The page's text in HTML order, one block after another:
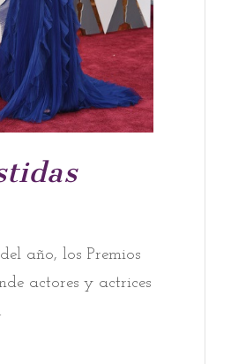
año, los Premios
actores y actrices